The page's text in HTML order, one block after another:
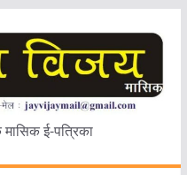
मासिक ई-पत्रिका